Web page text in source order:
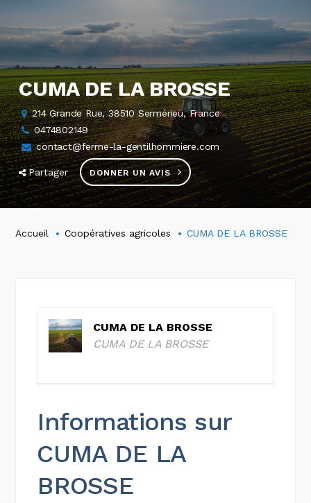
CUMA DE LA BROSSE
214 Grande Rue, 38510 Sermérieu, France
0474802149
contact@ferme-la-gentilhommiere.com
Partager DONNER UN AVIS
Accueil Coopératives agricoles CUMA DE LA BROSSE
CUMA DE LA BROSSE
CUMA DE LA BROSSE
Informations sur
CUMA DE LA
BROSSE